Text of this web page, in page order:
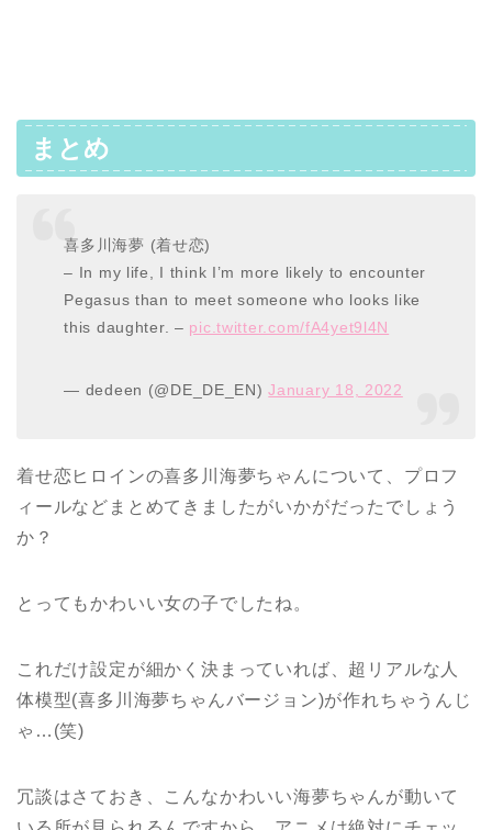
まとめ
喜多川海夢 (着せ恋)
– In my life, I think I’m more likely to encounter
Pegasus than to meet someone who looks like
this daughter. – pic.twitter.com/fA4yet9l4N
— dedeen (@DE_DE_EN)January 18, 2022
着せ恋ヒロインの喜多川海夢ちゃんについて、プロフ
ィールなどまとめてきましたがいかがだったでしょう
か？
とってもかわいい女の子でしたね。
これだけ設定が細かく決まっていれば、超リアルな人
体模型(喜多川海夢ちゃんバージョン)が作れちゃうんじ
ゃ…(笑)
冗談はさておき、こんなかわいい海夢ちゃんが動いて